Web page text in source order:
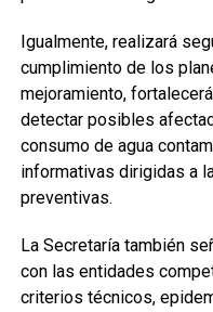
Igualmente, realizará
cumplimiento de los
mejoramiento,
detectar posibles
consumo de agua
informativas dirigidas a
preventivas.
La Secretaría también
con las entidades
criterios técnicos,